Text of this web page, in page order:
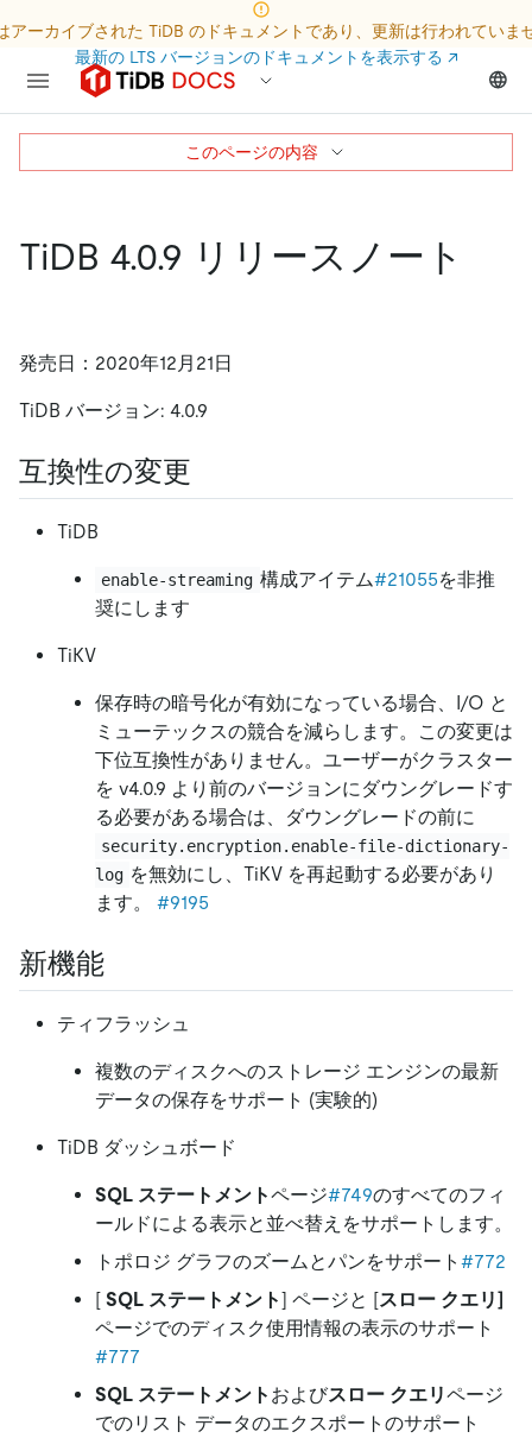
アーカイブされた TiDB のドキュメントであり、更新は行われていま
最新の LTS バージョンのドキュメントを表示する ↗
TiDB 4.0.9 リリースノート
発売日：2020年12月21日
TiDB バージョン: 4.0.9
互換性の変更
TiDB
enable-streaming 構成アイテム#21055を非推
奨にします
TiKV
保存時の暗号化が有効になっている場合、I/O と
ミューテックスの競合を減らします。この変更は
下位互換性がありません。ユーザーがクラスター
を v4.0.9 より前のバージョンにダウングレードす
る必要がある場合は、ダウングレードの前に
security.encryption.enable-file-dictionary-
log を無効にし、TiKV を再起動する必要があり
ます。 #9195
新機能
ティフラッシュ
複数のディスクへのストレージ エンジンの最新
データの保存をサポート (実験的)
TiDB ダッシュボード
SQL ステートメントページ#749のすべてのフィ
ールドによる表示と並べ替えをサポートします。
トポロジ グラフのズームとパンをサポート #772
[ SQL ステートメント] ページと [スロー クエリ]
ページでのディスク使用情報の表示のサポート
#777
SQL ステートメント およびスロー クエリページ
でのリスト データのエクスポートのサポート
このページの内容